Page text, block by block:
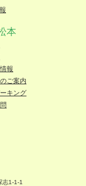
本
報
ご案内
キング
志1-1-1